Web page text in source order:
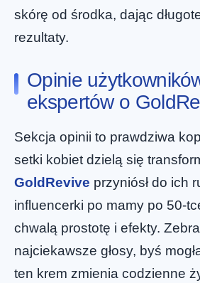
skórę od środka, dając
rezultaty.
Opinie
ekspertów o
Sekcja opinii to prawdziwa
setki kobiet dzielą się
GoldRevive przyniósł do ich
influencerki po mamy po 50-
chwalą prostotę i efekty.
najciekawsze głosy, byś
ten krem zmienia codzienne